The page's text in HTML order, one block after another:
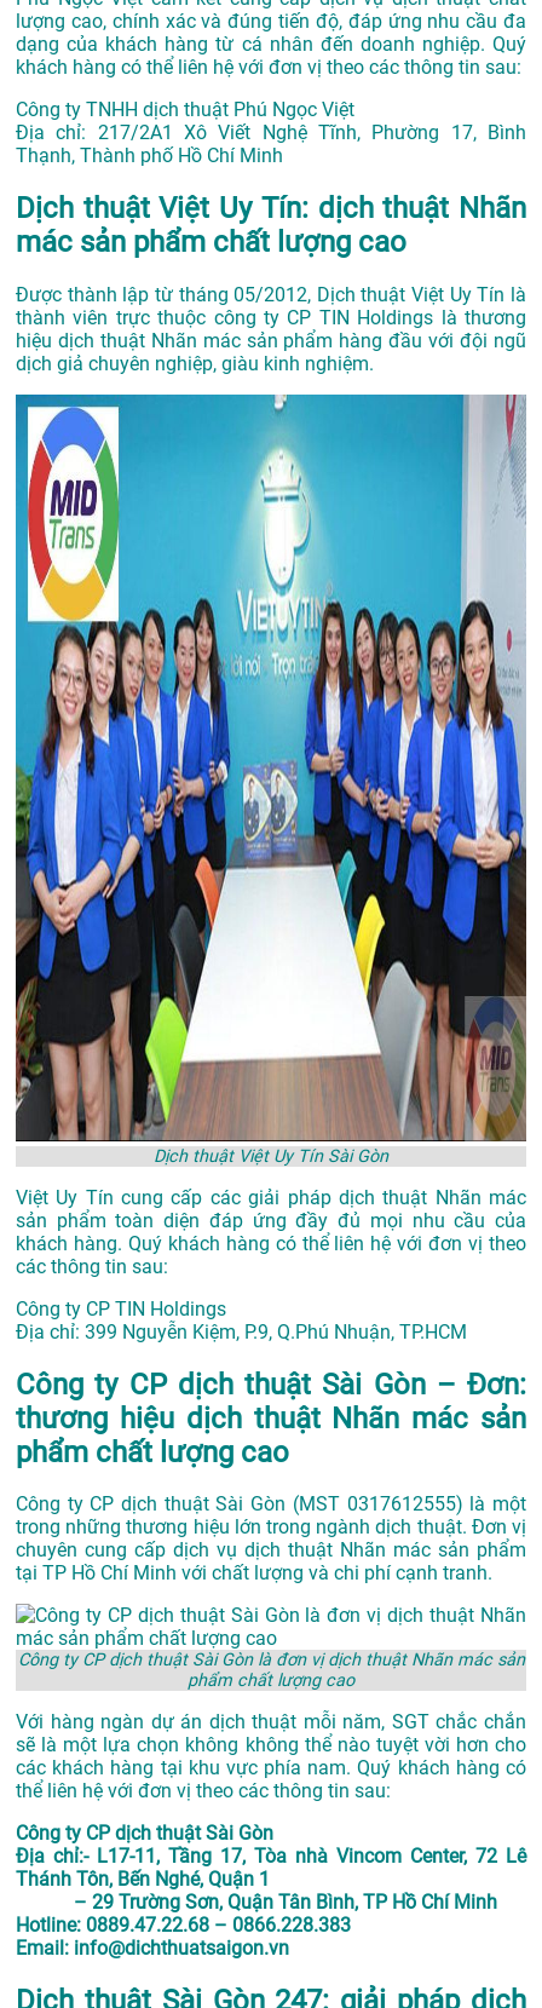
lượng cao, chính xác và đúng tiến độ, đáp ứng nhu cầu đa
dạng của khách hàng từ cá nhân đến doanh nghiệp. Quý
khách hàng có thể liên hệ với đơn vị theo các thông tin sau:
Công ty TNHH dịch thuật Phú Ngọc Việt
Địa chỉ: 217/2A1 Xô Viết Nghệ Tĩnh, Phường 17, Bình
Thạnh, Thành phố Hồ Chí Minh
Dịch thuật Việt Uy Tín: dịch thuật Nhãn
mác sản phẩm chất lượng cao
Được thành lập từ tháng 05/2012, Dịch thuật Việt Uy Tín là
thành viên trực thuộc công ty CP TIN Holdings là thương
hiệu dịch thuật Nhãn mác sản phẩm hàng đầu với đội ngũ
dịch giả chuyên nghiệp, giàu kinh nghiệm.
Dịch thuật Việt Uy Tín Sài Gòn
Việt Uy Tín cung cấp các giải pháp dịch thuật Nhãn mác
sản phẩm toàn diện đáp ứng đầy đủ mọi nhu cầu của
khách hàng. Quý khách hàng có thể liên hệ với đơn vị theo
các thông tin sau:
Công ty CP TIN Holdings
Địa chỉ: 399 Nguyễn Kiệm, P.9, Q.Phú Nhuận, TP.HCM
Công ty CP dịch thuật Sài Gòn – Đơn:
thương hiệu dịch thuật Nhãn mác sản
phẩm chất lượng cao
Công ty CP dịch thuật Sài Gòn (MST 0317612555) là một
trong những thương hiệu lớn trong ngành dịch thuật. Đơn vị
chuyên cung cấp dịch vụ dịch thuật Nhãn mác sản phẩm
tại TP Hồ Chí Minh với chất lượng và chi phí cạnh tranh.
Công ty CP dịch thuật Sài Gòn là đơn vị dịch thuật Nhãn mác sản
phẩm chất lượng cao
Với hàng ngàn dự án dịch thuật mỗi năm, SGT chắc chắn
sẽ là một lựa chọn không không thể nào tuyệt vời hơn cho
các khách hàng tại khu vực phía nam. Quý khách hàng có
thể liên hệ với đơn vị theo các thông tin sau:
Công ty CP dịch thuật Sài Gòn
Địa chỉ:- L17-11, Tầng 17, Tòa nhà Vincom Center, 72 Lê
Thánh Tôn, Bến Nghé, Quận 1
– 29 Trường Sơn, Quận Tân Bình, TP Hồ Chí Minh
Hotline: 0889.47.22.68 – 0866.228.383
Email: info@dichthuatsaigon.vn
Dịch thuật Sài Gòn 247: giải pháp dịch